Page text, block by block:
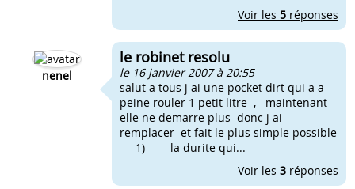
Voir les 5 réponses
nenel
le robinet resolu
le 16 janvier 2007 à 20:55
salut a tous j ai une pocket dirt qui a a
peine rouler 1 petit litre , maintenant
elle ne demarre plus donc j ai
remplacer et fait le plus simple possible
1) la durite qui...
Voir les 3 réponses